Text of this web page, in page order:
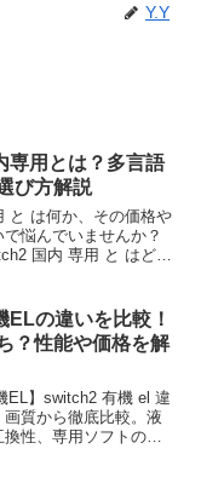
Y.Y
専用とは？多言語
び方解説
と は何か、その価格や
悩んでいませんか？
国内 専用 と はどん
後悔しない一台を選
を分かりやすく解説
の違いを比較！
？性能や価格を解
EL】switch2 有機 el 違
質から徹底比較。液
性、専用ソフトの最